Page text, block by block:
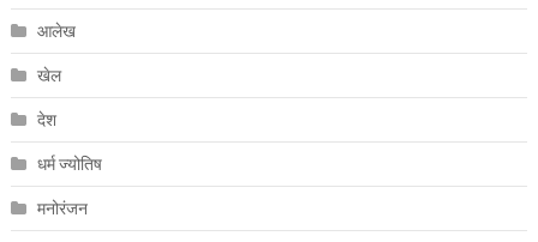
आलेख
खेल
देश
धर्म ज्योतिष
मनोरंजन